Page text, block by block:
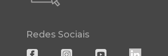
Redes Sociais